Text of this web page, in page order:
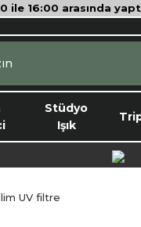
ile 16:00 arasında
Stüdyo
Işık
UV filtre